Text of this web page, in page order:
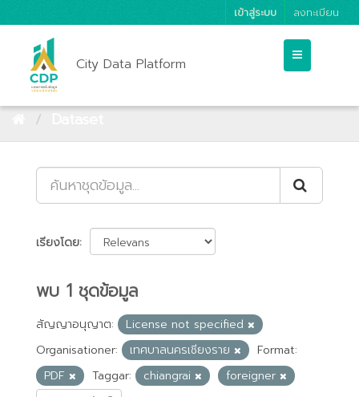
เข้าสู่ระบบ ลงทะเบียน
City Data Platform
เรียงโดย
พบ 1 ชุดข้อมูล
สัญญาอนุญาต:
License not specified
Organisationer:
เทศบาลนครเชียงราย
Format:
PDF
Taggar: chiangrai
foreigner